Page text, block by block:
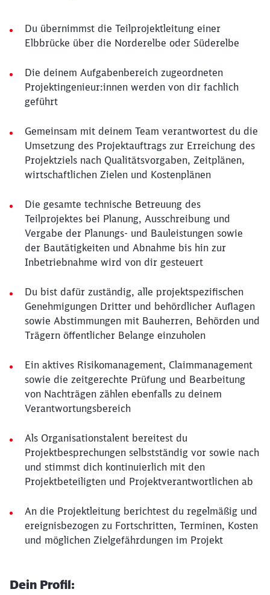
Du übernimmst die Teilprojektleitung einer
Elbbrücke über die Norderelbe oder Süderelbe
Die deinem Aufgabenbereich zugeordneten
Projektingenieur:innen werden von dir fachlich
geführt
Gemeinsam mit deinem Team verantwortest du die
Umsetzung des Projektauftrags zur Erreichung des
Projektziels nach Qualitätsvorgaben, Zeitplänen,
wirtschaftlichen Zielen und Kostenplänen
Die gesamte technische Betreuung des
Teilprojektes bei Planung, Ausschreibung und
Vergabe der Planungs- und Bauleistungen sowie
der Bautätigkeiten und Abnahme bis hin zur
Inbetriebnahme wird von dir gesteuert
Du bist dafür zuständig, alle projektspezifischen
Genehmigungen Dritter und behördlicher Auflagen
sowie Abstimmungen mit Bauherren, Behörden und
Trägern öffentlicher Belange einzuholen
Ein aktives Risikomanagement, Claimmanagement
sowie die zeitgerechte Prüfung und Bearbeitung
von Nachträgen zählen ebenfalls zu deinem
Verantwortungsbereich
Als Organisationstalent bereitest du
Projektbesprechungen selbstständig vor sowie nach
und stimmst dich kontinuierlich mit den
Projektbeteiligten und Projektverantwortlichen ab
An die Projektleitung berichtest du regelmäßig und
ereignisbezogen zu Fortschritten, Terminen, Kosten
und möglichen Zielgefährdungen im Projekt
Dein Profil: